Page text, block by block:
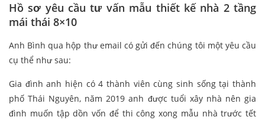
Hồ sơ yêu cầu tư vấn mẫu thiết kế nhà 2 tầng
mái thái 8×10
Anh Bình qua hộp thư email có gửi đến chúng tôi một yêu cầu
cụ thể như sau:
Gia đình anh hiện có 4 thành viên cùng sinh sống tại thành
phố Thái Nguyên, năm 2019 anh được tuổi xây nhà nên gia
đình muốn tập dồn vốn để thi công xong mẫu nhà trước tết